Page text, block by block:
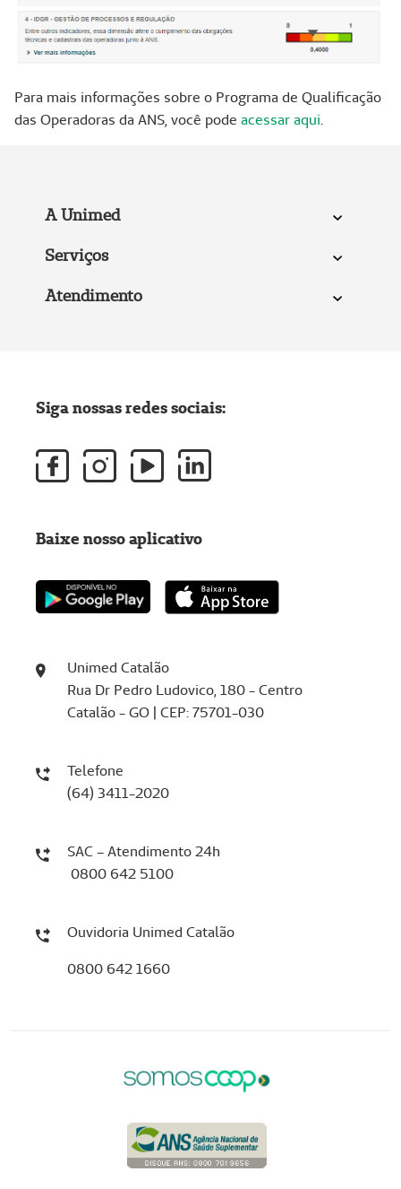
Para mais informações sobre o Programa de Qualificação
das Operadoras da ANS, você pode acessar aqui.
A Unimed
Serviços
Atendimento
Unimed Catalão
Rua Dr Pedro Ludovico, 180 - Centro
Catalão - GO | CEP: 75701-030
Telefone
(64) 3411-2020
SAC – Atendimento 24h
0800 642 5100
Ouvidoria Unimed Catalão
0800 642 1660
Siga nossas redes sociais:
Baixe nosso aplicativo